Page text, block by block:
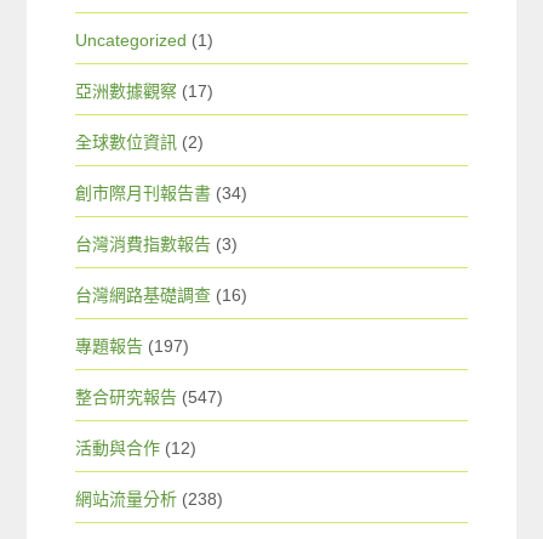
Uncategorized (1)
亞洲數據觀察 (17)
全球數位資訊 (2)
創市際月刊報告書 (34)
台灣消費指數報告 (3)
台灣網路基礎調查 (16)
專題報告 (197)
整合研究報告 (547)
活動與合作 (12)
網站流量分析 (238)